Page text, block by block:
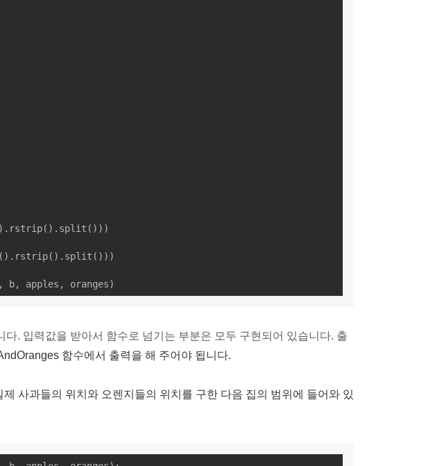
().rstrip().split()))
. 입력값을 받아서 함수로 넘기는 부분은 모두 구현되어 있습니다. 출
함수에서 출력을 해 주어야 됩니다.
사과들의 위치와 오렌지들의 위치를 구한 다음 집의 범위에 들어와 있